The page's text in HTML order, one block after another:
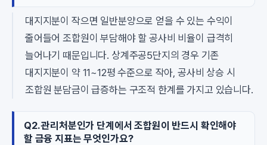
대지지분이 작으면 일반분양으로 얻을 수 있는 수익이
줄어들어 조합원이 부담해야 할 공사비 비율이 급격히
늘어나기 때문입니다. 상계주공5단지의 경우 기존
대지지분이 약 11~12평 수준으로 작아, 공사비 상승 시
조합원 분담금이 급증하는 구조적 한계를 가지고 있습니다.
Q2. 관리처분인가 단계에서 조합원이 반드시 확인해야
할 금융 지표는 무엇인가요?